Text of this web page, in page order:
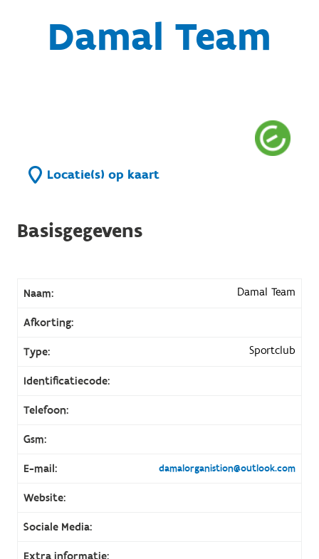
Damal Team
Locatie(s) op kaart
Basisgegevens
Naam: Damal Team
Afkorting:
Type: Sportclub
Identificatiecode:
Telefoon:
Gsm:
E-mail: damalorganistion@outlook.com
Website:
Sociale Media:
Extra informatie: